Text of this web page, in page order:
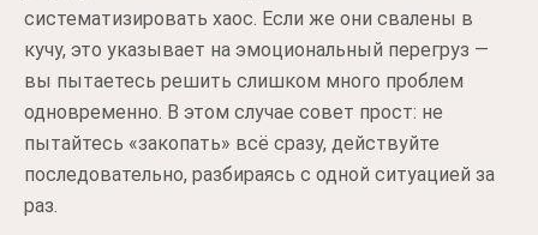
систематизировать хаос. Если же они свалены в
кучу, это указывает на эмоциональный перегруз —
вы пытаетесь решить слишком много проблем
одновременно. В этом случае совет прост: не
пытайтесь «закопать» всё сразу, действуйте
последовательно, разбираясь с одной ситуацией за
раз.